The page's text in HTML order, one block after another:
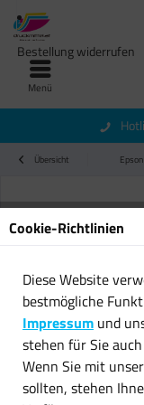
Menü
Bestellung widerrufen
Übersicht Epson
Cookie-Richtlinien
Diese Website
bestmögliche
Impressum und
stehen für Sie
Wenn Sie mit
sollten, stehen